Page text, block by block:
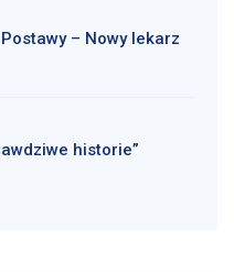
– Nowy lekarz
historie”